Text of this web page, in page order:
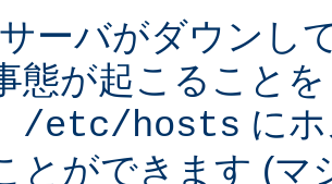
ーバがダウンし
態が起こること
/etc/hosts に
とができます (マ